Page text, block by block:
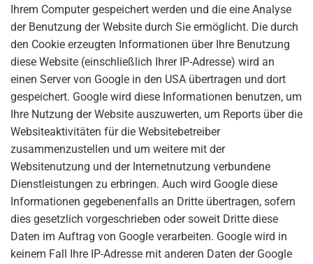
Ihrem Computer gespeichert werden und die eine Analyse
der Benutzung der Website durch Sie ermöglicht. Die durch
den Cookie erzeugten Informationen über Ihre Benutzung
diese Website (einschließlich Ihrer IP-Adresse) wird an
einen Server von Google in den USA übertragen und dort
gespeichert. Google wird diese Informationen benutzen, um
Ihre Nutzung der Website auszuwerten, um Reports über die
Websiteaktivitäten für die Websitebetreiber
zusammenzustellen und um weitere mit der
Websitenutzung und der Internetnutzung verbundene
Dienstleistungen zu erbringen. Auch wird Google diese
Informationen gegebenenfalls an Dritte übertragen, sofern
dies gesetzlich vorgeschrieben oder soweit Dritte diese
Daten im Auftrag von Google verarbeiten. Google wird in
keinem Fall Ihre IP-Adresse mit anderen Daten der Google